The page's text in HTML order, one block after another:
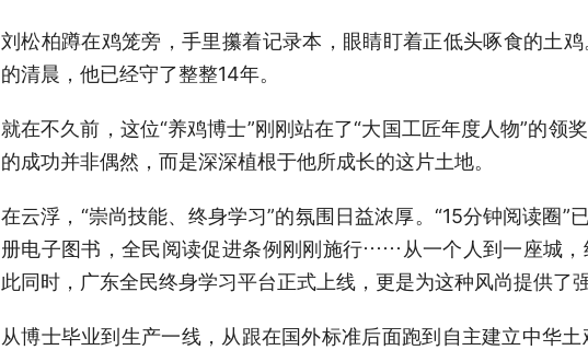
刘松柏蹲在鸡笼旁，手里攥着记录本，眼睛盯着正低头啄食的土
的清晨，他已经守了整整14年。
就在不久前，这位“养鸡博士”刚刚站在了“大国工匠年度人物”的领
的成功并非偶然，而是深深植根于他所成长的这片土地。
在云浮，“崇尚技能、终身学习”的氛围日益浓厚。“15分钟阅读圈”
册电子图书，全民阅读促进条例刚刚施行……从一个人到一座城
此同时，广东全民终身学习平台正式上线，更是为这种风尚提供了
从博士毕业到生产一线，从跟在国外标准后面跑到自主建立中华